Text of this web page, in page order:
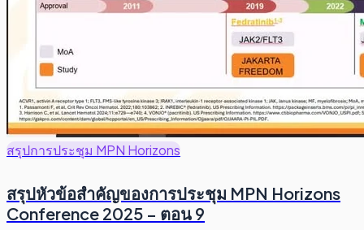
สรุปการประชุม MPN Horizons
สรุปหัวข้อสำคัญของการประชุม MPN Horizons
Conference 2025 – ตอน 9